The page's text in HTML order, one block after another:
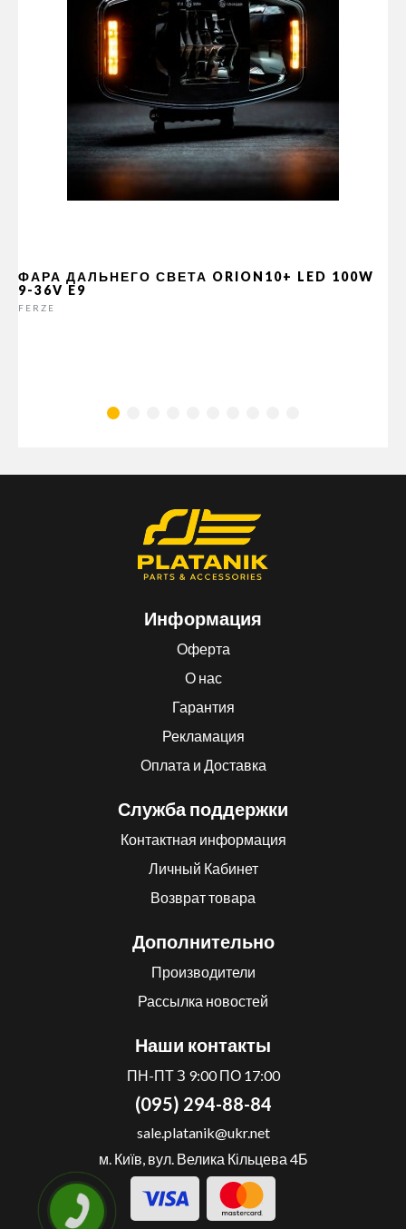
ФАРА ДАЛЬНЕГО СВЕТА ORION10+ LED 100W
9-36V E9
FERZE
Информация
Оферта
О нас
Гарантия
Рекламация
Оплата и Доставка
Служба поддержки
Контактная информация
Личный Кабинет
Возврат товара
Дополнительно
Производители
Рассылка новостей
Наши контакты
ПН-ПТ З 9:00 ПО 17:00
(095) 294-88-84
sale.platanik@ukr.net
м. Київ, вул. Велика Кільцева 4Б